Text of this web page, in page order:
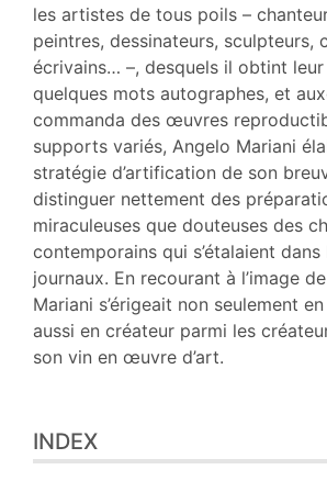
les artistes de tous poils –
peintres, dessinateurs, sculpteurs,
écrivains… –, desquels il obtint
quelques mots autographes, et
commanda des œuvres
supports variés, Angelo Mariani
stratégie d’artification de son
distinguer nettement des
miraculeuses que douteuses des
contemporains qui s’étalaient
journaux. En recourant à l’image
Mariani s’érigeait non seulement
aussi en créateur parmi les
son vin en œuvre d’art.
INDEX